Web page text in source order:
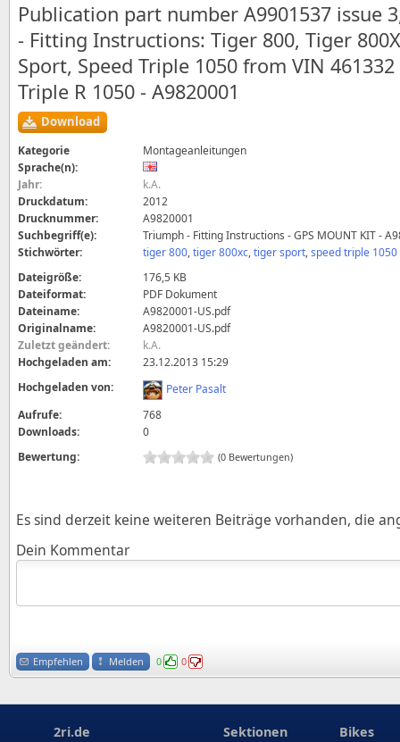
Publication part number A9901537 issue
- Fitting Instructions: Tiger 800, Tiger
Sport, Speed Triple 1050 from VIN
Triple R 1050 - A9820001
Download
Kategorie
Montageanleitungen
Sprache(n):
Jahr:
k.A.
Druckdatum:
2012
Drucknummer:
A9820001
Suchbegriff(e):
Triumph - Fitting Instructions - GPS MOUNT KIT -
Stichwörter:
tiger 800,tiger 800xc,tiger sport,speed triple 1050
Dateigröße:
176,5 KB
Dateiformat:
PDF Dokument
Dateiname:
A9820001-US.pdf
Originalname:
A9820001-US.pdf
Zuletzt geändert:
k.A.
Hochgeladen am:
23.12.2013 15:29
Hochgeladen von:
Peter Pasalt
Aufrufe:
768
Downloads:
0
Bewertung:
(0 Bewertungen)
Es sind derzeit keine weiteren Beiträge vorhanden, die
Dein Kommentar
Empfehlen Melden 0 0
2ri.de Sektionen Bikes